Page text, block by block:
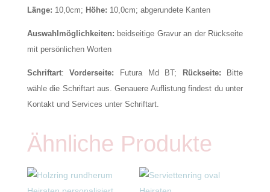
Länge: 10,0cm; Höhe: 10,0cm; abgerundete Kanten
Auswahlmöglichkeiten: beidseitige Gravur an der Rückseite
mit persönlichen Worten
Schriftart:Vorderseite: Futura Md BT; Rückseite:
Bitte
wähle die Schriftart aus. Genauere Auflistung findest du unter
Kontakt und Services unter Schriftart.
Ähnliche Produkte